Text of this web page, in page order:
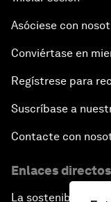
Asóciese con
Conviértase en
Regístrese para
Suscríbase a
Contacte con
Enlaces directos
La sostenibilidad